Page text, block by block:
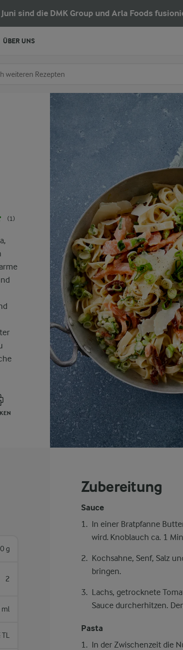
sind die DMK Group und Arla Foods
(1)
g
2
ml
Zubereitung
Sauce
In einer Bratpfanne
wird. Knoblauch ca. 1
Kochsahne, Senf, Salz
bringen.
Lachs, getrocknete
Sauce durcherhitzen.
Pasta
In der Zwischenzeit die
ÜBER UNS